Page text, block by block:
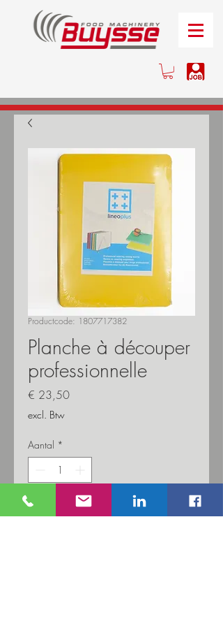
Productcode: 1807717382
Planche à découper
professionnelle
€ 23,50Prijs
excl. Btw
Aantal *
In winkelwagen